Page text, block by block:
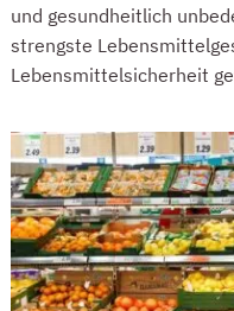
und gesundheitlich
strengste
Lebensmittelsicherheit